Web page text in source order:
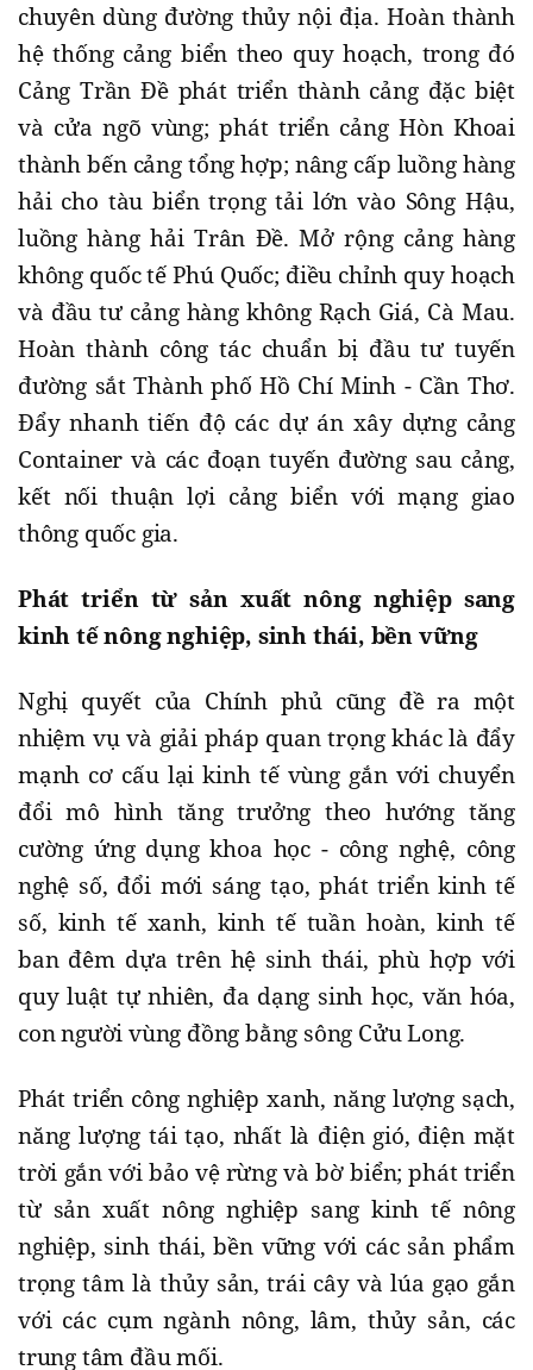
chuyên dùng đường thủy nội địa. Hoàn thành
hệ thống cảng biển theo quy hoạch, trong đó
Cảng Trần Đề phát triển thành cảng đặc biệt
và cửa ngõ vùng; phát triển cảng Hòn Khoai
thành bến cảng tổng hợp; nâng cấp luồng hàng
hải cho tàu biển trọng tải lớn vào Sông Hậu,
luồng hàng hải Trân Đề. Mở rộng cảng hàng
không quốc tế Phú Quốc; điều chỉnh quy hoạch
và đầu tư cảng hàng không Rạch Giá, Cà Mau.
Hoàn thành công tác chuẩn bị đầu tư tuyến
đường sắt Thành phố Hồ Chí Minh - Cần Thơ.
Đẩy nhanh tiến độ các dự án xây dựng cảng
Container và các đoạn tuyến đường sau cảng,
kết nối thuận lợi cảng biển với mạng giao
thông quốc gia.
Phát triển từ sản xuất nông nghiệp sang
kinh tế nông nghiệp, sinh thái, bền vững
Nghị quyết của Chính phủ cũng đề ra một
nhiệm vụ và giải pháp quan trọng khác là đẩy
mạnh cơ cấu lại kinh tế vùng gắn với chuyển
đổi mô hình tăng trưởng theo hướng tăng
cường ứng dụng khoa học - công nghệ, công
nghệ số, đổi mới sáng tạo, phát triển kinh tế
số, kinh tế xanh, kinh tế tuần hoàn, kinh tế
ban đêm dựa trên hệ sinh thái, phù hợp với
quy luật tự nhiên, đa dạng sinh học, văn hóa,
con người vùng đồng bằng sông Cửu Long.
Phát triển công nghiệp xanh, năng lượng sạch,
năng lượng tái tạo, nhất là điện gió, điện mặt
trời gắn với bảo vệ rừng và bờ biển; phát triển
từ sản xuất nông nghiệp sang kinh tế nông
nghiệp, sinh thái, bền vững với các sản phẩm
trọng tâm là thủy sản, trái cây và lúa gạo gắn
với các cụm ngành nông, lâm, thủy sản, các
trung tâm đầu mối.